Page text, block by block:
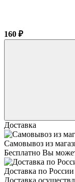
160 ₽
Доставка
Самовывоз из
Бесплатно Вы
Доставка по России
Доставка